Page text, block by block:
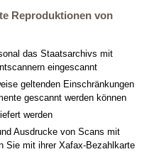
Reproduktionen von
das Staatsarchivs mit
eingescannt
geltenden Einschränkungen
gescannt werden können
werden
Ausdrucke von Scans mit
Sie mit ihrer Xafax-Bezahlkarte